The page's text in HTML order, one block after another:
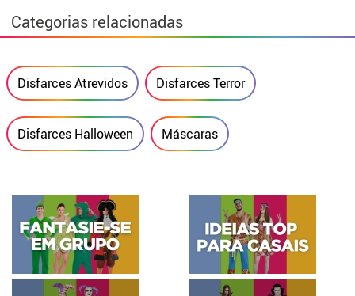
Categorias relacionadas
Disfarces Atrevidos Disfarces Terror
Disfarces Halloween Máscaras